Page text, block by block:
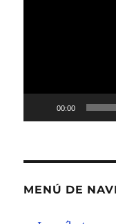
00:00
MENÚ DE